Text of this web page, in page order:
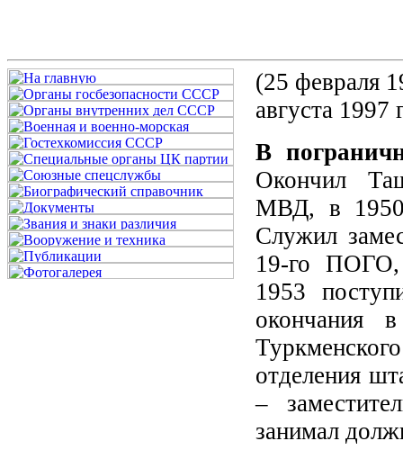
(25 февраля
августа
В
Окончил
МВД, в 1950
Служил
19-го
1953
окончания
отделения
–
занимал